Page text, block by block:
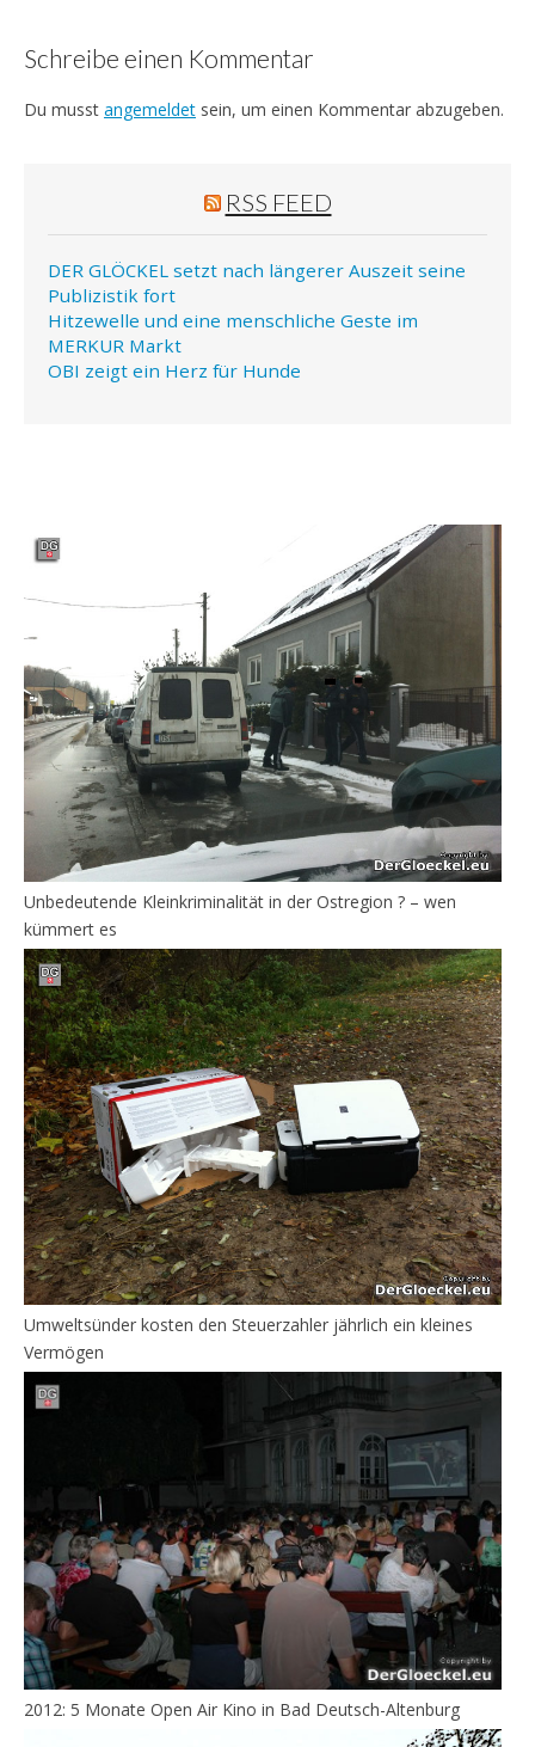
Schreibe einen Kommentar
Du musst angemeldet sein, um einen Kommentar abzugeben.
RSS FEED
DER GLÖCKEL setzt nach längerer Auszeit seine
Publizistik fort
Hitzewelle und eine menschliche Geste im
MERKUR Markt
OBI zeigt ein Herz für Hunde
Unbedeutende Kleinkriminalität in der Ostregion ? – wen
kümmert es
Umweltsünder kosten den Steuerzahler jährlich ein kleines
Vermögen
2012: 5 Monate Open Air Kino in Bad Deutsch-Altenburg